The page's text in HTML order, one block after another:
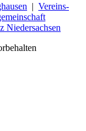
| Vereins-
Niedersachsen